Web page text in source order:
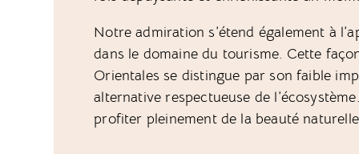
Notre admiration s’étend également à
dans le domaine du tourisme. Cette
Orientales se distingue par son faible
alternative respectueuse de
profiter pleinement de la beauté